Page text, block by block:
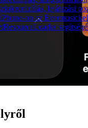
lejátszási
on az Evermusickel